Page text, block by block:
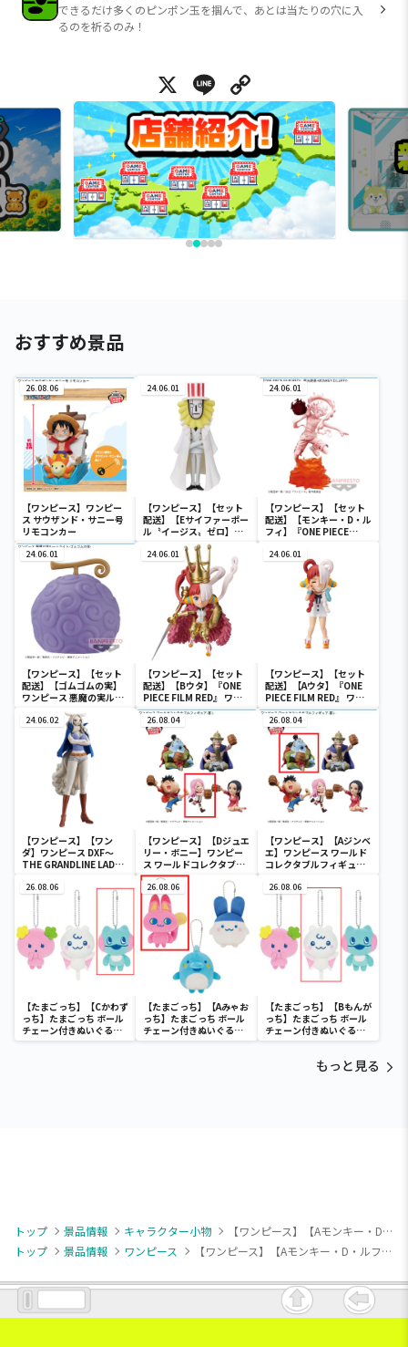
できるだけ多くのピンポン玉を掴んで、あとは当たりの穴に入
るのを祈るのみ！
X Line
おすすめ景品
26.08.06
【ワンピース】ワンピー
ス サウザンド・サニー号
リモコンカー
24.06.01
【ワンピース】【セット
配送】【Eサイファーポー
ル〝イージス〟ゼロ】ワ
ンピース ワールドコレク
タブルフィギュア-ワノ国
鬼ヶ島編7-
24.06.01
【ワンピース】【セット
配送】【モンキー・D・ル
フィ】『ONE PIECE
MONKEY.D.LUFFY-
24.06.01
【ワンピース】【セット
配送】【ゴムゴムの実】
ワンピース 悪魔の実ルー
ムライト-ゴムゴムの実-
24.06.01
【ワンピース】【セット
配送】【Bウタ】『ONE
PIECE FILM RED』 ワー
ルドコレクタブルフィギ
ュア-UTA COLLECTION-
24.06.01
【ワンピース】【セット
配送】【Aウタ】『ONE
PIECE FILM RED』 ワー
ルドコレクタブルフィギ
ュア-UTA COLLECTION-
24.06.02
【ワンピース】【ワン
ダ】ワンピース DXF～
THE GRANDLINE LADY
26.08.04
【ワンピース】【Dジュエ
リー・ボニー】ワンピー
ス ワールドコレクタブル
フィギュア-宴1-
26.08.04
【ワンピース】【Aジンベ
エ】ワンピース ワールド
コレクタブルフィギュア-
26.08.06
【たまごっち】【Cかわず
っち】たまごっち ボール
チェーン付きぬいぐるみ
～Tamagotchi
26.08.06
【たまごっち】【Aみゃお
っち】たまごっち ボール
チェーン付きぬいぐるみ
～Tamagotchi
26.08.06
【たまごっち】【Bもんが
っち】たまごっち ボール
チェーン付きぬいぐるみ
～Tamagotchi
もっと見る
トップ 景品情報 キャラクター小物
【ワンピース】【Aモンキー・D・ルフィ】ワンピース バウンドボールフィギュアvol.7
トップ
景品情報 ワンピース 【ワンピース】【Aモンキー・D・ルフィ】ワンピース バウンドボールフィギュアvol.7